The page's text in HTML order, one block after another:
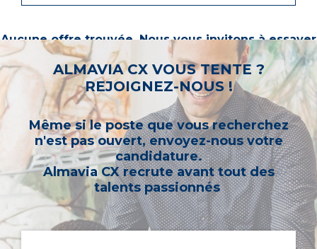
Aucune offre trouvée. Nous vous invitons à essayer
d’autres mots-clés ou à sélectionner un « métier ».
ALMAVIA CX VOUS TENTE ?
REJOIGNEZ-NOUS !
Même si le poste que vous recherchez
n'est pas ouvert, envoyez-nous votre
candidature.
Almavia CX recrute avant tout des
talents passionnés